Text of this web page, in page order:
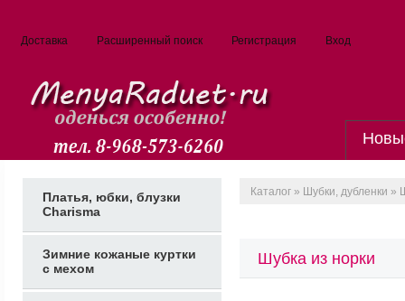
Доставка Расширенный поиск Регистрация Вход
Каталог » Шубки, дубленки »
Шубка из норки
Платья, юбки, блузки
Charisma
Зимние кожаные куртки
с мехом